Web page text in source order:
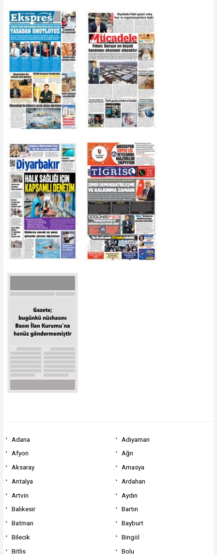
Adana
Adıyaman
Afyon
Ağrı
Aksaray
Amasya
Antalya
Ardahan
Artvin
Aydın
Balıkesir
Bartın
Batman
Bayburt
Bilecik
Bingöl
Bitlis
Bolu